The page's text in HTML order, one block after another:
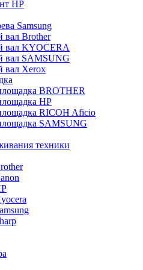
НР
Samsung
вал Brother
вал KYOCERA
вал SAMSUNG
вал Xerox
BROTHER
HP
RICOH Aficio
SAMSUNG
техники